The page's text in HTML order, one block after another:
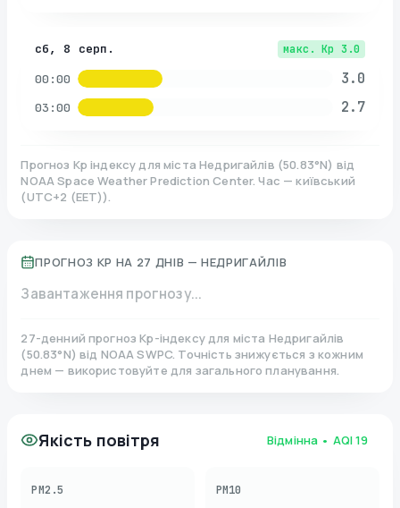
сб, 8 серп. макс. Kp 3.0
00:00 3.0
03:00 2.7
Прогноз Kp індексу для міста Недригайлів (50.83°N) від
NOAA Space Weather Prediction Center. Час — київський
(UTC+2 (EET)).
ПРОГНОЗ KP НА 27 ДНІВ — НЕДРИГАЙЛІВ
Завантаження прогнозу...
27-денний прогноз Kp-індексу для міста Недригайлів
(50.83°N)від NOAA SWPC. Точність знижується з кожним
днем — використовуйте для загального планування.
Якість повітря Відмінна • AQI19
PM2.5 PM10